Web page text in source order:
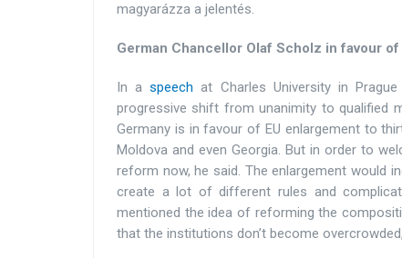
magyarázza a jelentés.
German Chancellor Olaf Scholz in favour
In aspeech at Charles University in
progressive shift from unanimity to qualified
Germany is in favour of EU enlargement to
Moldova and even Georgia. But in order to
reform now, he said. The enlargement would
create a lot of different rules and
mentioned the idea of reforming the
that the institutions don’t become